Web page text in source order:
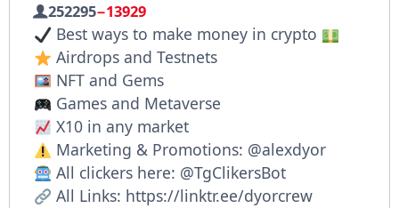
252295−13929
Best ways to make money in crypto
Airdrops and Testnets
NFT and Gems
Games and Metaverse
X10 in any market
Marketing & Promotions: @alexdyor
All clickers here: @TgClikersBot
All Links: https://linktr.ee/dyorcrew